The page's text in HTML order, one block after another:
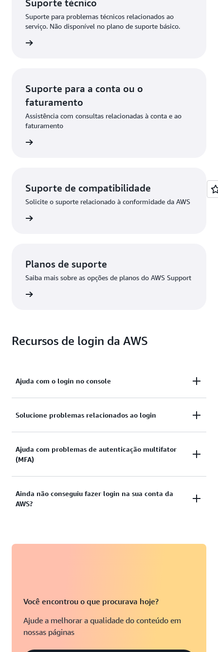
Suporte técnico
Suporte para problemas técnicos relacionados ao
serviço. Não disponível no plano de suporte básico.
Suporte para a conta ou o
faturamento
Assistência com consultas relacionadas à conta e ao
faturamento
Suporte de compatibilidade
Solicite o suporte relacionado à conformidade da AWS
Planos de suporte
Saiba mais sobre as opções de planos do AWS Support
Recursos de login da AWS
Ajuda com o login no console
Você precisa de ajuda para fazer login no Console de
Visualizar documentação
Solucione problemas relacionados ao login
Você tentou fazer login utilizando as credenciais
fornecidas, mas não obteve êxito? Ou não dispõe
Visualizar soluções
Ajuda com problemas de autenticação multifator
(MFA)
Dispositivo de autenticação multifator (MFA)
perdido ou inutilizável
Ainda não conseguiu fazer login na sua conta da
AWS?
Você encontrou o que procurava hoje?
Ajude a melhorar a qualidade do conteúdo em
nossas páginas